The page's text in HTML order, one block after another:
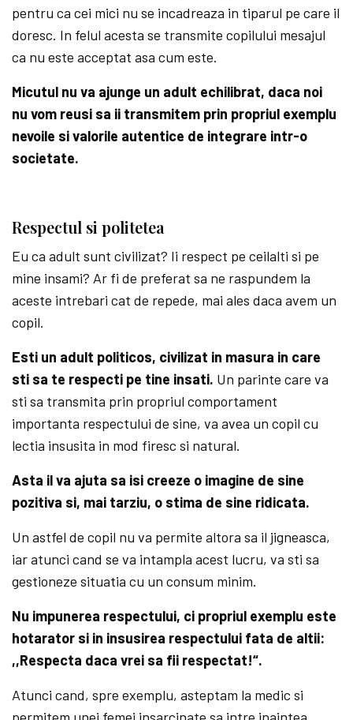
pentru ca cei mici nu se incadreaza in tiparul pe care il
doresc. In felul acesta se transmite copilului mesajul
ca nu este acceptat asa cum este.
Micutul nu va ajunge un adult echilibrat, daca noi
nu vom reusi sa ii transmitem prin propriul exemplu
nevoile si valorile autentice de integrare intr-o
societate.
Respectul si politetea
Eu ca adult sunt civilizat? Ii respect pe ceilalti si pe
mine insami? Ar fi de preferat sa ne raspundem la
aceste intrebari cat de repede, mai ales daca avem un
copil.
Esti un adult politicos, civilizat in masura in care
sti sa te respecti pe tine insati. Un parinte care va
sti sa transmita prin propriul comportament
importanta respectului de sine, va avea un copil cu
lectia insusita in mod firesc si natural.
Asta il va ajuta sa isi creeze o imagine de sine
pozitiva si, mai tarziu, o stima de sine ridicata.
Un astfel de copil nu va permite altora sa il jigneasca,
iar atunci cand se va intampla acest lucru, va sti sa
gestioneze situatia cu un consum minim.
Nu impunerea respectului, ci propriul exemplu este
hotarator si in insusirea respectului fata de altii:
,,Respecta daca vrei sa fii respectat!“.
Atunci cand, spre exemplu, asteptam la medic si